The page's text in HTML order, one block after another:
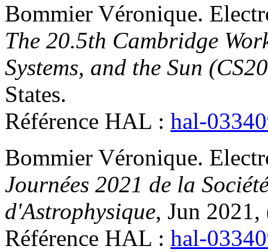
Bommier Véronique.
The 20.5th Cambridge
Systems, and the Sun
States.
Référence HAL : hal-
Bommier Véronique.
Journées 2021 de la
d'Astrophysique, Jun
Référence HAL : hal-